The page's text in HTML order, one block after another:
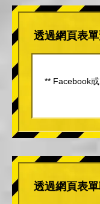
透過網頁表
** Facebook
透過網頁表